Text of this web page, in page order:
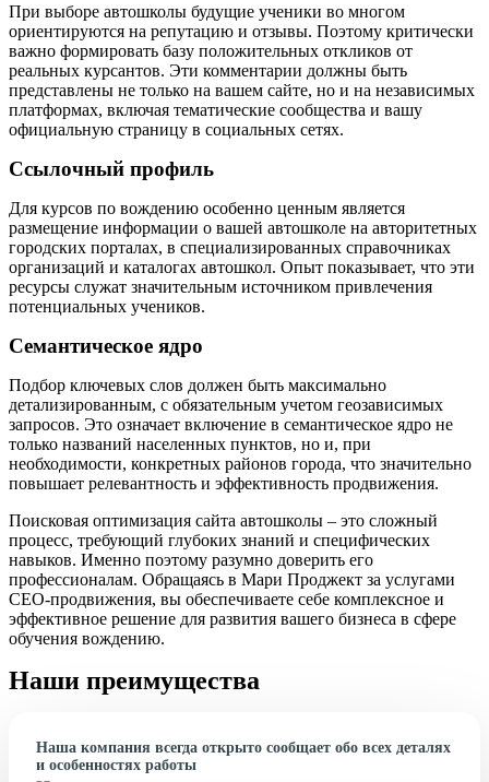
При выборе автошколы будущие ученики во многом
ориентируются на репутацию и отзывы. Поэтому критически
важно формировать базу положительных откликов от
реальных курсантов. Эти комментарии должны быть
представлены не только на вашем сайте, но и на независимых
платформах, включая тематические сообщества и вашу
официальную страницу в социальных сетях.
Ссылочный профиль
Для курсов по вождению особенно ценным является
размещение информации о вашей автошколе на авторитетных
городских порталах, в специализированных справочниках
организаций и каталогах автошкол. Опыт показывает, что эти
ресурсы служат значительным источником привлечения
потенциальных учеников.
Семантическое ядро
Подбор ключевых слов должен быть максимально
детализированным, с обязательным учетом геозависимых
запросов. Это означает включение в семантическое ядро не
только названий населенных пунктов, но и, при
необходимости, конкретных районов города, что значительно
повышает релевантность и эффективность продвижения.
Поисковая оптимизация сайта автошколы – это сложный
процесс, требующий глубоких знаний и специфических
навыков. Именно поэтому разумно доверить его
профессионалам. Обращаясь в Мари Проджект за услугами
СЕО-продвижения, вы обеспечиваете себе комплексное и
эффективное решение для развития вашего бизнеса в сфере
обучения вождению.
Наши преимущества
Наша компания всегда открыто сообщает обо всех деталях
и особенностях работы